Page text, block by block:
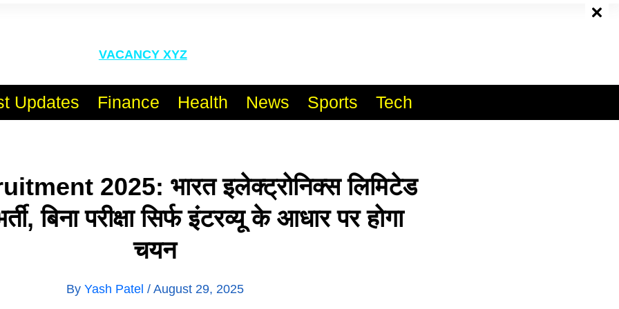
VACANCY XYZ
Updates Finance Health News Sports Tech
2025: भारत इलेक्ट्रोनिक्स लिमिटेड
बिना परीक्षा सिर्फ इंटरव्यू के आधार पर होगा
चयन
By Yash Patel / August 29, 2025